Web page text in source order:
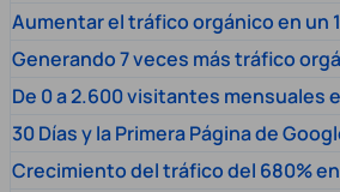
Aumentar el tráfico orgánico en un
Generando 7 veces más tráfico
De 0 a 2.600 visitantes mensuales
30 Días y la Primera Página de
Crecimiento del tráfico del 680%